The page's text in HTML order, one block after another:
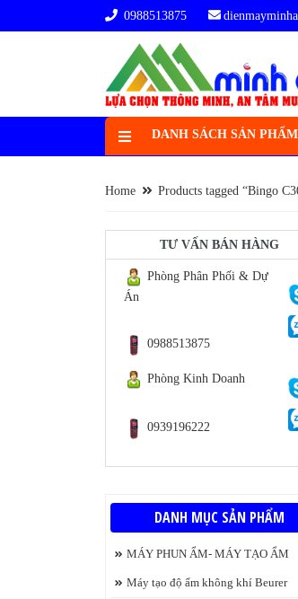
0988513875
DANH SÁCH SẢN PHẨM
Home Products tagged “Bingo
TƯ VẤN BÁN HÀNG
Phòng Phân Phối & Dự
Án
0988513875
Phòng Kinh Doanh
0939196222
DANH MỤC SẢN PHẨM
MÁY PHUN ẨM- MÁY TẠO ẨM
Máy tạo độ ẩm không khí Beurer